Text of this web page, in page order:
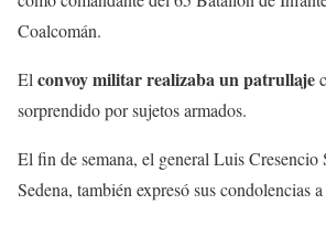
Coalcomán.
El convoy militar realizaba un patrullaje
sorprendido por sujetos armados.
El fin de semana, el general Luis Cresencio
Sedena, también expresó sus condolencias